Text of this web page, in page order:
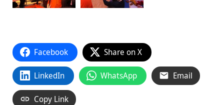
Facebook Share on X
LinkedIn WhatsApp Email
Copy Link